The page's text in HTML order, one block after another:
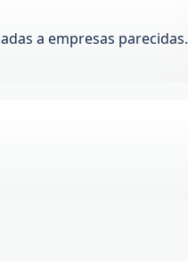
a empresas parecidas.